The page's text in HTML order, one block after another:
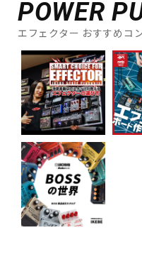
配信/ライブ機器
中古
POWER
エフェクター おすすめコ